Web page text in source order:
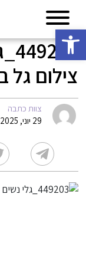
פתח סרגל נגישות
צילום גל
צוות כתבה
29 יוני, 2025 09:10